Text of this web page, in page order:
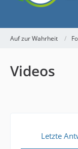
Auf zur Wahrheit
Videos
Letzte